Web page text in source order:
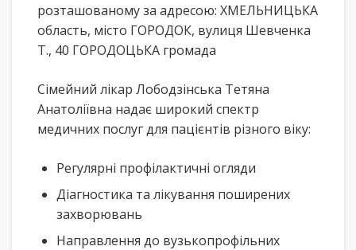
розташованому за адресою: ХМЕЛЬНИЦЬКА
область, місто ГОРОДОК, вулиця Шевченка
Т., 40 ГОРОДОЦЬКА громада
Сімейний лікар Лободзінська Тетяна
Анатоліївна надає широкий спектр
медичних послуг для пацієнтів різного віку:
Регулярні профілактичні огляди
Діагностика та лікування поширених
захворювань
Направлення до вузькопрофільних